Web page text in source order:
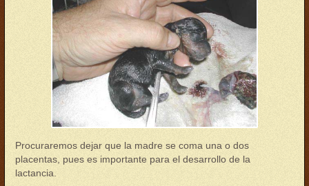
Procuraremos dejar que la madre se coma una o dos
placentas, pues es importante para el desarrollo de la
lactancia.